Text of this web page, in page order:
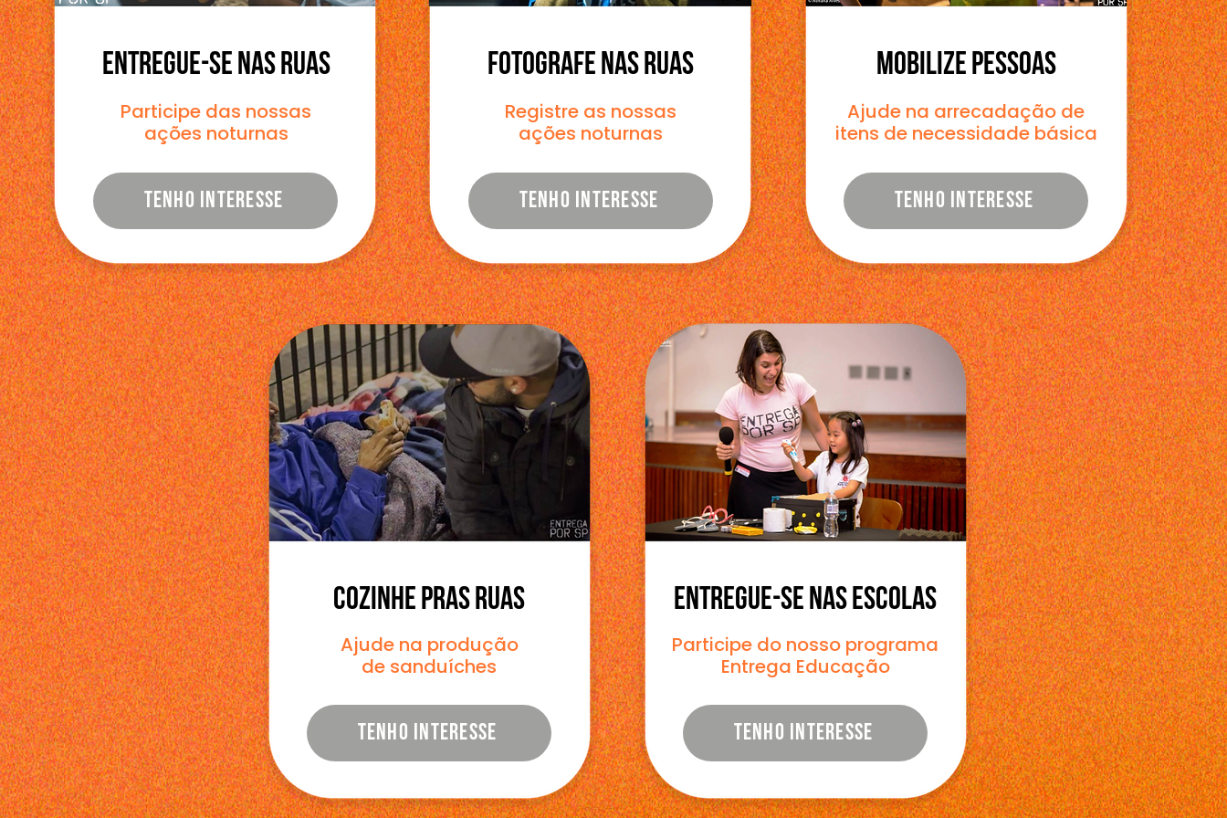
Participe das nossas
ações noturnas
ENTREGUE-SE NAS RUAS
TENHO INTERESSE
FOTOGRAFE NAS RUAS
Registre as nossas
ações noturnas
TENHO INTERESSE
MOBILIZE PESSOAS
Ajude na arrecadação de
itens de necessidade básica
TENHO INTERESSE
COZINHE PRAS RUAS
Ajude na produção
de sanduíches
TENHO INTERESSE
ENTREGUE-SE NAS ESCOLAS
Participe do nosso programa
Entrega Educação
TENHO INTERESSE